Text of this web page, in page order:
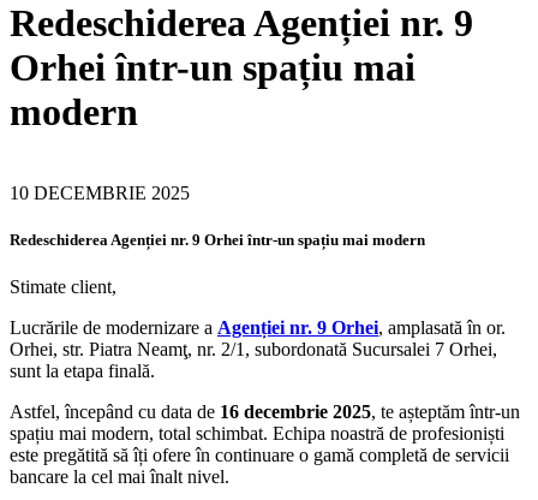
Redeschiderea Agenției nr. 9
Orhei într-un spațiu mai
modern
10 DECEMBRIE 2025
Redeschiderea Agenției nr. 9 Orhei într-un spațiu mai modern
Stimate client,
Lucrările de modernizare a Agenției nr. 9 Orhei, amplasată în or.
Orhei, str. Piatra Neamţ, nr. 2/1, subordonată Sucursalei 7 Orhei,
sunt la etapa finală.
Astfel, începând cu data de 16 decembrie 2025, te așteptăm într-un
spațiu mai modern, total schimbat. Echipa noastră de profesioniști
este pregătită să îți ofere în continuare o gamă completă de servicii
bancare la cel mai înalt nivel.